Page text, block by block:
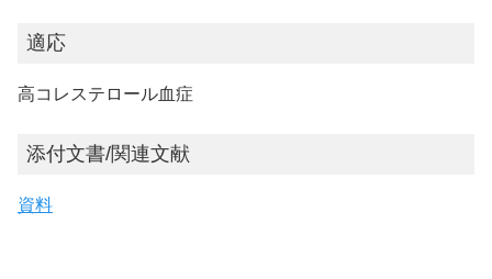
適応
高コレステロール血症
添付文書/関連文献
資料